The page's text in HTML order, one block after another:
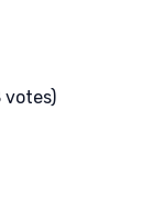
votes)